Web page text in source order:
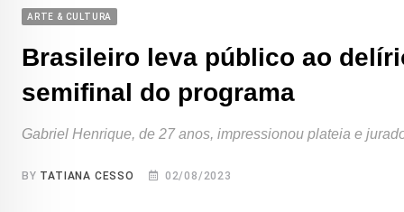
ARTE & CULTURA
Brasileiro leva público ao
semifinal do programa
Gabriel Henrique, de 27 anos, impressionou plateia e
BY TATIANA CESSO 02/08/2023